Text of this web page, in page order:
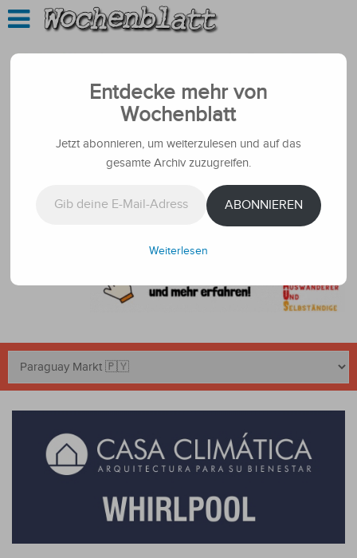
Entdecke mehr von
Wochenblatt
Jetzt abonnieren, um weiterzulesen und auf das
gesamte Archiv zuzugreifen.
ABONNIEREN
Weiterlesen